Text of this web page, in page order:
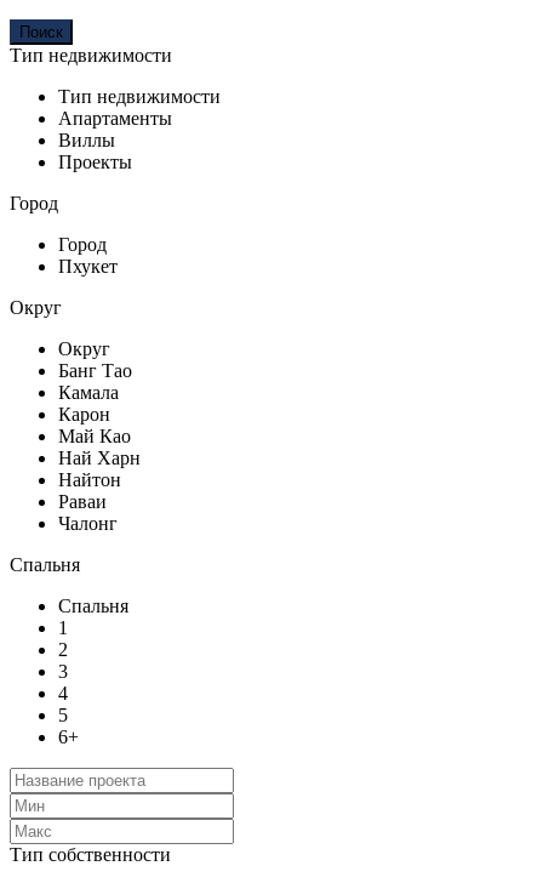
Тип недвижимости
Тип недвижимости
Апартаменты
Виллы
Проекты
Город
Город
Пхукет
Округ
Округ
Банг Тао
Камала
Карон
Май Као
Най Харн
Найтон
Раваи
Чалонг
Спальня
Спальня
1
2
3
4
5
6+
Тип собственности